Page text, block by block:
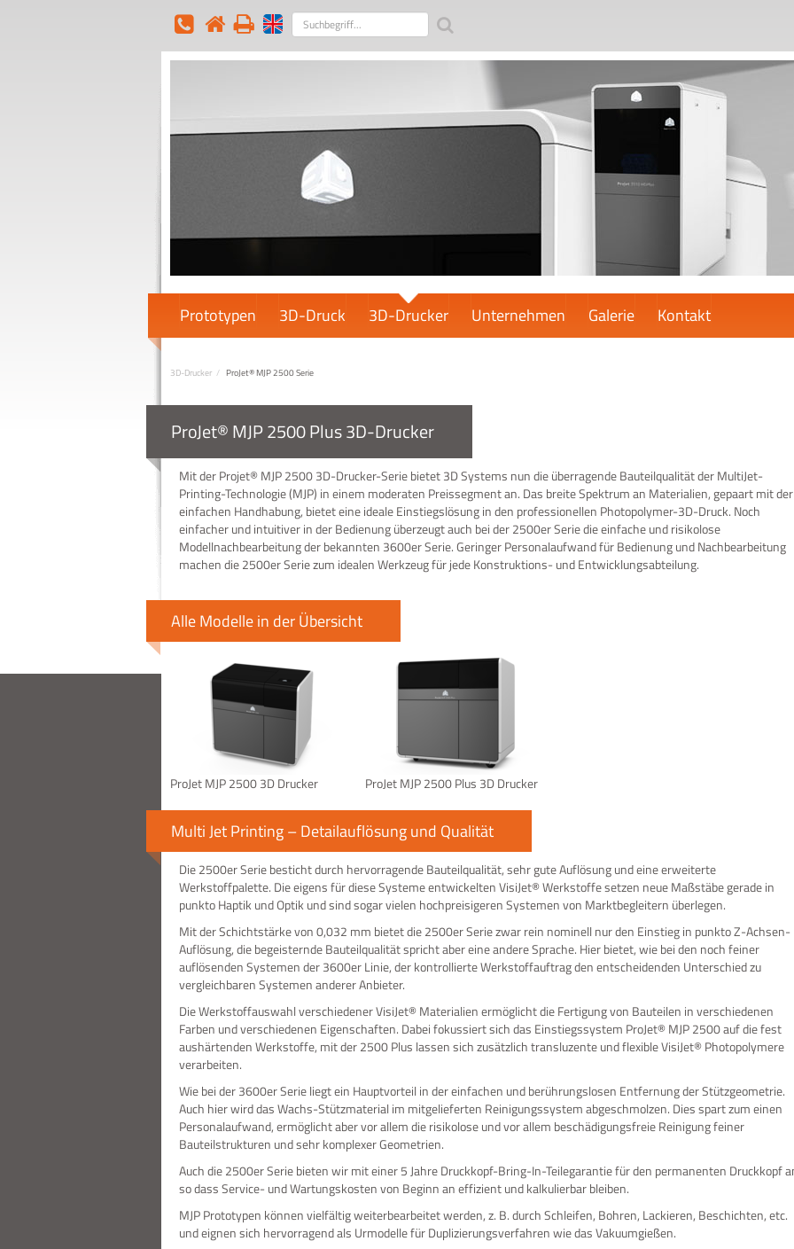
Suchbegriff
Prototypen 3D-Druck 3D-Drucker Unternehmen Galerie Kontakt
3D-Drucker ProJet® MJP 2500 Serie
ProJet® MJP 2500 Plus 3D-Drucker
Mit der Projet® MJP 2500 3D-Drucker-Serie bietet 3D Systems nun die überragende Bauteilqualität der MultiJet-
Printing-Technologie (MJP) in einem moderaten Preissegment an. Das breite Spektrum an Materialien, gepaart mit der
einfachen Handhabung, bietet eine ideale Einstiegslösung in den professionellen Photopolymer-3D-Druck. Noch
einfacher und intuitiver in der Bedienung überzeugt auch bei der 2500er Serie die einfache und risikolose
Modellnachbearbeitung der bekannten 3600er Serie. Geringer Personalaufwand für Bedienung und Nachbearbeitung
machen die 2500er Serie zum idealen Werkzeug für jede Konstruktions- und Entwicklungsabteilung.
Alle Modelle in der Übersicht
ProJet MJP 2500 3D Drucker ProJet MJP 2500 Plus 3D Drucker
Multi Jet Printing – Detailauflösung und Qualität
Die 2500er Serie besticht durch hervorragende Bauteilqualität, sehr gute Auflösung und eine erweiterte
Werkstoffpalette. Die eigens für diese Systeme entwickelten VisiJet® Werkstoffe setzen neue Maßstäbe gerade in
punkto Haptik und Optik und sind sogar vielen hochpreisigeren Systemen von Marktbegleitern überlegen.
Mit der Schichtstärke von 0,032 mm bietet die 2500er Serie zwar rein nominell nur den Einstieg in punkto Z-Achsen-
Auflösung, die begeisternde Bauteilqualität spricht aber eine andere Sprache. Hier bietet, wie bei den noch feiner
auflösenden Systemen der 3600er Linie, der kontrollierte Werkstoffauftrag den entscheidenden Unterschied zu
vergleichbaren Systemen anderer Anbieter.
Die Werkstoffauswahl verschiedener VisiJet® Materialien ermöglicht die Fertigung von Bauteilen in verschiedenen
Farben und verschiedenen Eigenschaften. Dabei fokussiert sich das Einstiegssystem ProJet® MJP 2500 auf die fest
aushärtenden Werkstoffe, mit der 2500 Plus lassen sich zusätzlich transluzente und flexible VisiJet® Photopolymere
verarbeiten.
Wie bei der 3600er Serie liegt ein Hauptvorteil in der einfachen und berührungslosen Entfernung der Stützgeometrie.
Auch hier wird das Wachs-Stützmaterial im mitgelieferten Reinigungssystem abgeschmolzen. Dies spart zum einen
Personalaufwand, ermöglicht aber vor allem die risikolose und vor allem beschädigungsfreie Reinigung feiner
Bauteilstrukturen und sehr komplexer Geometrien.
Auch die 2500er Serie bieten wir mit einer 5 Jahre Druckkopf-Bring-In-Teilegarantie für den permanenten Druckkopf
so dass Service- und Wartungskosten von Beginn an effizient und kalkulierbar bleiben.
MJP Prototypen können vielfältig weiterbearbeitet werden, z. B. durch Schleifen, Bohren, Lackieren, Beschichten, etc.
und eignen sich hervorragend als Urmodelle für Duplizierungsverfahren wie das Vakuumgießen.